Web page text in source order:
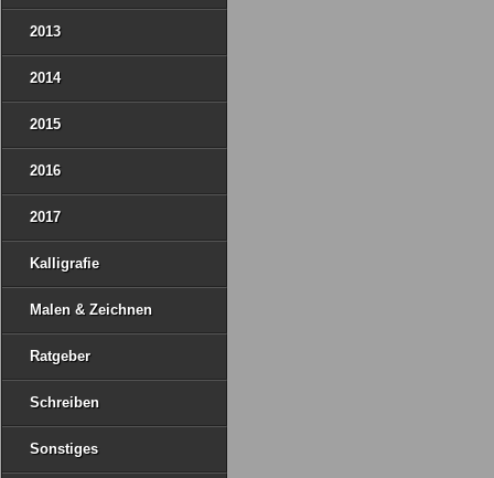
2013
2014
2015
2016
2017
Kalligrafie
Malen & Zeichnen
Ratgeber
Schreiben
Sonstiges